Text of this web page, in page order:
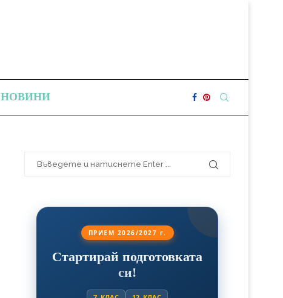
НОВИНИ
ПРИЕМ 2026/2027 г.
Стартирай подготовката
си!